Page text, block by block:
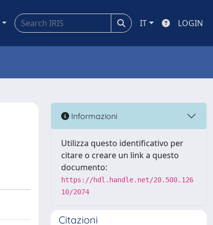
IT LOGIN
Informazioni
Utilizza questo identificativo per
citare o creare un link a questo
documento:
https://hdl.handle.net/20.500.126
10/2074
Citazioni